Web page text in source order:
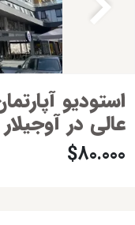
استودیو
عالی در آوجیلار
$80.000